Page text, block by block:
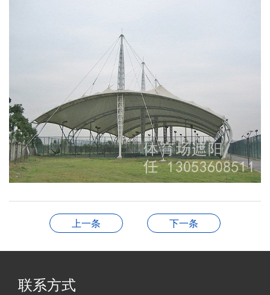
上一条 下一条
联系方式